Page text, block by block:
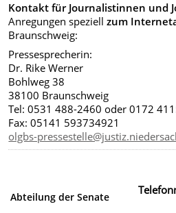
Kontakt für Journalistinnen und
Anregungen speziellzum
Braunschweig:
Pressesprecherin:
Dr. Rike Werner
Bohlweg 38
38100 Braunschweig
Tel: 0531 488-2460 oder 0172
Fax: 05141 593734921
olgbs-
Abteilung der Senate